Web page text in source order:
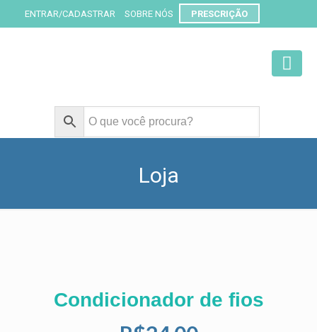
ENTRAR/CADASTRAR SOBRE NÓS PRESCRIÇÃO
Loja
Condicionador de fios